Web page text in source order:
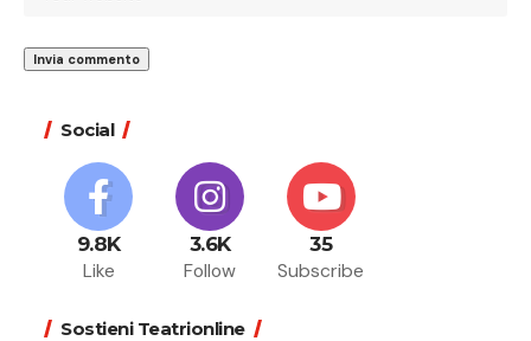
Social
9.8K
Like
3.6K
Follow
35
Subscribe
Sostieni Teatrionline